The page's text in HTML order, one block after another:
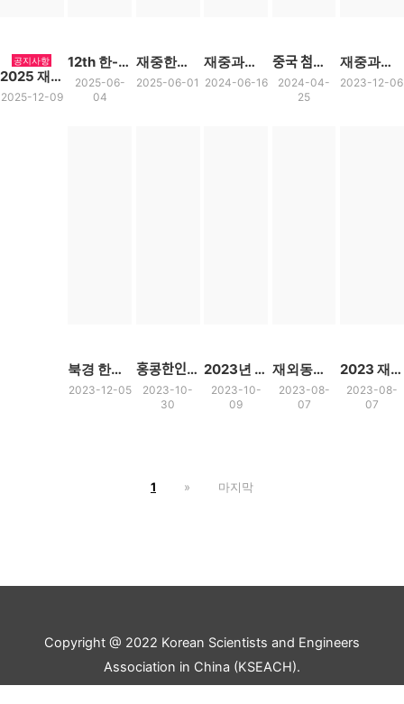
공지사항
2025 재중한인과학기술자협회 10주년 총회 및 학술대회 성료
2025-12-09
12th 한-아시아 학술대회 AKC 2024 성공리 개최
2025-06-
04
재중한인과학기술자협회 2025 춘계 학술대회 개최
2025-06-01
재중과협 2024년 춘계 학술대회 개최
2024-06-16
중국 첨단기술 경쟁력과 미래전략 세미나 참여 (2024년 4월 19일)
2024-04-
25
재중과협 2023년 총회 학술대회
2023-12-06
북경 한인 청소년 진로 상담회 2023년 12월 1일
2023-12-05
홍콩한인교수협의회 설립위_진로 설명회
2023-10-
30
2023년 12월 2일 (토) 재중과협 총회 및 학술대회
2023-10-
09
재외동포신문 - 재중한인과학기술자협회 2023년 춘계 학술대회
2023-08-
07
2023 재중과협 춘계 학술대회 개최 (2023년 5월 20일 상해)
2023-08-
07
1 » 마지막
Copyright @ 2022 Korean Scientists and Engineers
Association in China (KSEACH).